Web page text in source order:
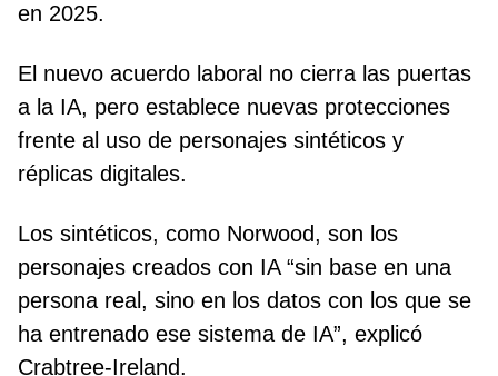
en 2025.
El nuevo acuerdo laboral no cierra las puertas
a la IA, pero establece nuevas protecciones
frente al uso de personajes sintéticos y
réplicas digitales.
Los sintéticos, como Norwood, son los
personajes creados con IA “sin base en una
persona real, sino en los datos con los que se
ha entrenado ese sistema de IA”, explicó
Crabtree-Ireland.